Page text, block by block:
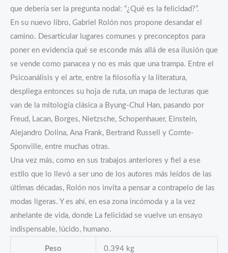
que debería ser la pregunta nodal: “¿Qué es la felicidad?”.
En su nuevo libro, Gabriel Rolón nos propone desandar el
camino. Desarticular lugares comunes y preconceptos para
poner en evidencia qué se esconde más allá de esa ilusión que
se vende como panacea y no es más que una trampa. Entre el
Psicoanálisis y el arte, entre la filosofía y la literatura,
despliega entonces su hoja de ruta, un mapa de lecturas que
van de la mitología clásica a Byung-Chul Han, pasando por
Freud, Lacan, Borges, Nietzsche, Schopenhauer, Einstein,
Alejandro Dolina, Ana Frank, Bertrand Russell y Comte-
Sponville, entre muchas otras.
Una vez más, como en sus trabajos anteriores y fiel a ese
estilo que lo llevó a ser uno de los autores más leídos de las
últimas décadas, Rolón nos invita a pensar a contrapelo de las
modas ligeras. Y es ahí, en esa zona incómoda y a la vez
anhelante de vida, donde La felicidad se vuelve un ensayo
indispensable, lúcido, humano.
Peso 0.394 kg